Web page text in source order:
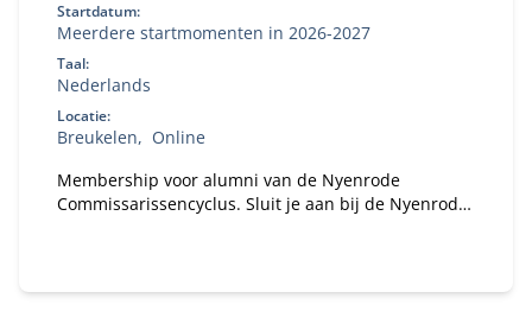
Startdatum:
Meerdere startmomenten in 2026-2027
Taal:
Nederlands
Locatie:
Breukelen
Online
Membership voor alumni van de Nyenrode
Commissarissencyclus. Sluit je aan bij de Nyenrode
onze community?